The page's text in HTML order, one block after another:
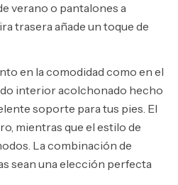
verano o pantalones a
trasera añade un toque de
en la comodidad como en el
interior acolchonado hecho
soporte para tus pies. El
mientras que el estilo de
La combinación de
sean una elección perfecta